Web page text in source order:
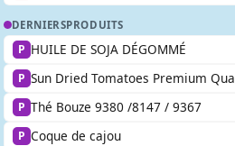
DERNIERSPRODUITS
P HUILE DE SOJA DÉGOMMÉ
P Sun Dried Tomatoes Premium Qua
P Thé Bouze 9380 /8147 / 9367
P Coque de cajou